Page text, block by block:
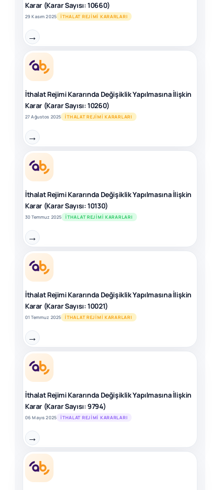
Karar (Karar Sayısı: 10660)
29 Kasım 2025 İTHALAT REJIMI KARARLARI
→
İthalat Rejimi Kararında Değişiklik Yapılmasına İlişkin
Karar (Karar Sayısı: 10260)
27 Ağustos 2025 İTHALAT REJIMI KARARLARI
→
İthalat Rejimi Kararında Değişiklik Yapılmasına İlişkin
Karar (Karar Sayısı: 10130)
30 Temmuz 2025 İTHALAT REJIMI KARARLARI
→
İthalat Rejimi Kararında Değişiklik Yapılmasına İlişkin
Karar (Karar Sayısı: 10021)
01 Temmuz 2025 İTHALAT REJIMI KARARLARI
→
İthalat Rejimi Kararında Değişiklik Yapılmasına İlişkin
Karar (Karar Sayısı: 9794)
06 Mayıs 2025 İTHALAT REJIMI KARARLARI
→